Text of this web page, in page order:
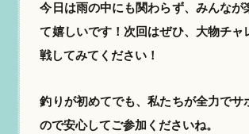
今日は雨の中にも関わらず、みんなが
て嬉しいです！次回はぜひ、大物チャ
戦してみてください！
釣りが初めてでも、私たちが全力でサ
ので安心してご参加くださいね。